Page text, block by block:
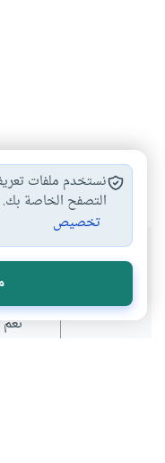
السيرة النبوية #النفاق
هل
نعم
نستخدم ملفات
التصفح الخاصة
تخصيص